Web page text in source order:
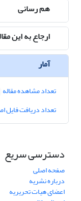
هم رسانی
ارجاع به این
آمار
تعداد مشاهده مقاله
تعداد دریافت فایل
دسترسی سریع
صفحه اصلی
درباره نشریه
اعضای هیات تحریریه